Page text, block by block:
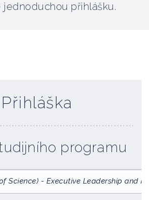
přihlášku.
Přihláška
programu
Science) - Executive Leadership and